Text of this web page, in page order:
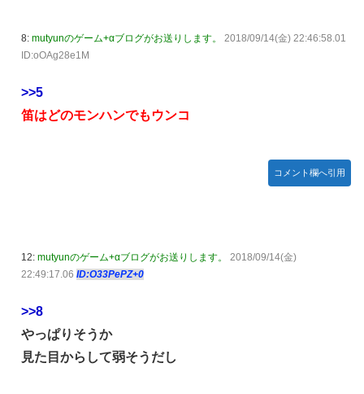
【アイマス】 アイドル達が雑談してるだけ【モバマス】
【艦これ】みんなもう終わってそうだから聞くんだけど E3-
2ってサブの穴が空いてないダイハツ駆逐並べて 高速＋とか
Bang!!MV」公開！さらに「体験版」の配信が決定！
連合のモルモット部隊の部隊長になりました 第42話
【HUNTER×HUNTER】センリツが本気を出せば、BW号を
【朗報】 任天堂、microSD Expressを普及させてしまう…
8: mutyunのゲーム+αブログがお送りします。
2018/09/14(金) 22:46:58.01
ID:oOAg28e1M
>>5
笛はどのモンハンでもウンコ
コメント欄へ引用
12: mutyunのゲーム+αブログがお送りします。
2018/09/14(金)
22:49:17.06 ID:O33PePZ+0
>>8
やっぱりそうか
見た目からして弱そうだし